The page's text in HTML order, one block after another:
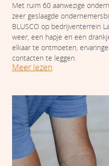
Met ruim 60 aanwezige
zeer geslaagde
BLUSCO op bedrijventerrein
weer, een hapje en een
elkaar te ontmoeten,
contacten te leggen.
Meer lezen